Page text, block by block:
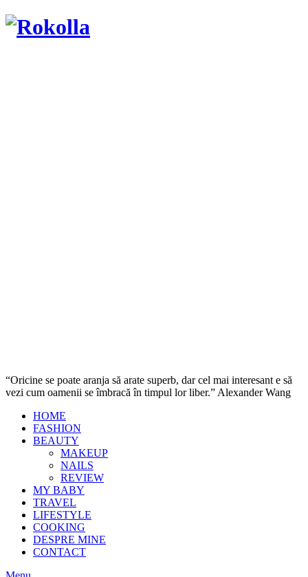
“Oricine se poate aranja să arate superb, dar cel mai interesant e să
vezi cum oamenii se îmbracă în timpul lor liber.” Alexander Wang
HOME
FASHION
BEAUTY
MAKEUP
NAILS
REVIEW
MY BABY
TRAVEL
LIFESTYLE
COOKING
DESPRE MINE
CONTACT